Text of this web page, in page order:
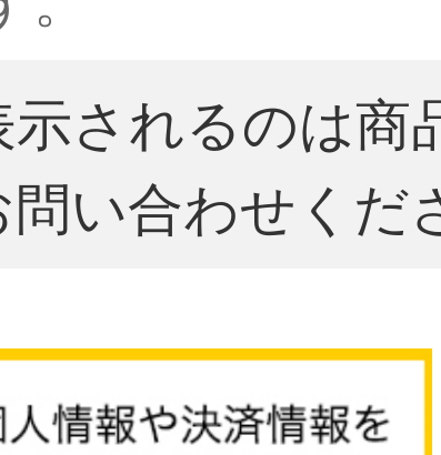
されるのは商
い合わせくだ